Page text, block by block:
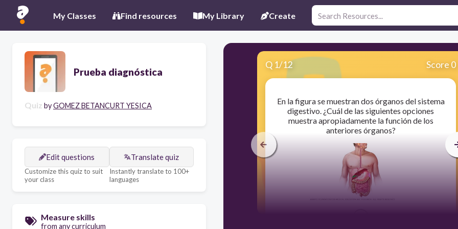
My Classes Find resources My Library Create
Prueba diagnóstica
Quiz byGOMEZ BETANCURT YESICA
Edit questions
Customize this quiz to suit
your class
Translate quiz
Instantly translate to 100+
languages
Measure skills
from any curriculum
Q 1/12 Score 0
En la figura se muestran dos órganos del sistema
digestivo. ¿Cuál de las siguientes opciones
muestra apropiadamente la función de los
anteriores órganos?